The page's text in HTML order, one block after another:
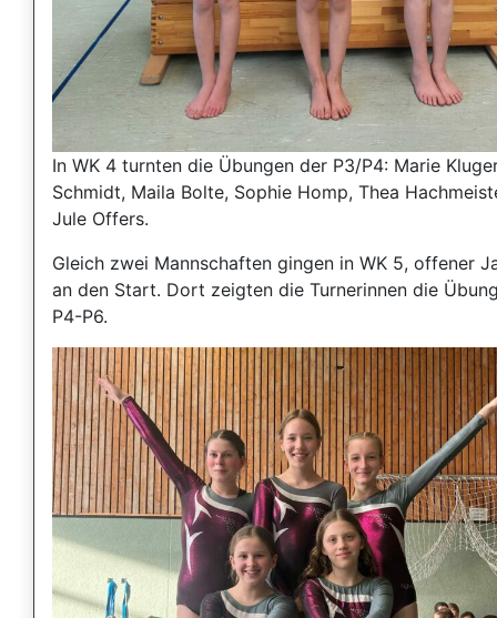
In WK 4 turnten die Übungen der P3/P4: Marie
Schmidt, Maila Bolte, Sophie Homp, Thea
Jule Offers.
Gleich zwei Mannschaften gingen in WK 5, offener
an den Start. Dort zeigten die Turnerinnen die
P4-P6.